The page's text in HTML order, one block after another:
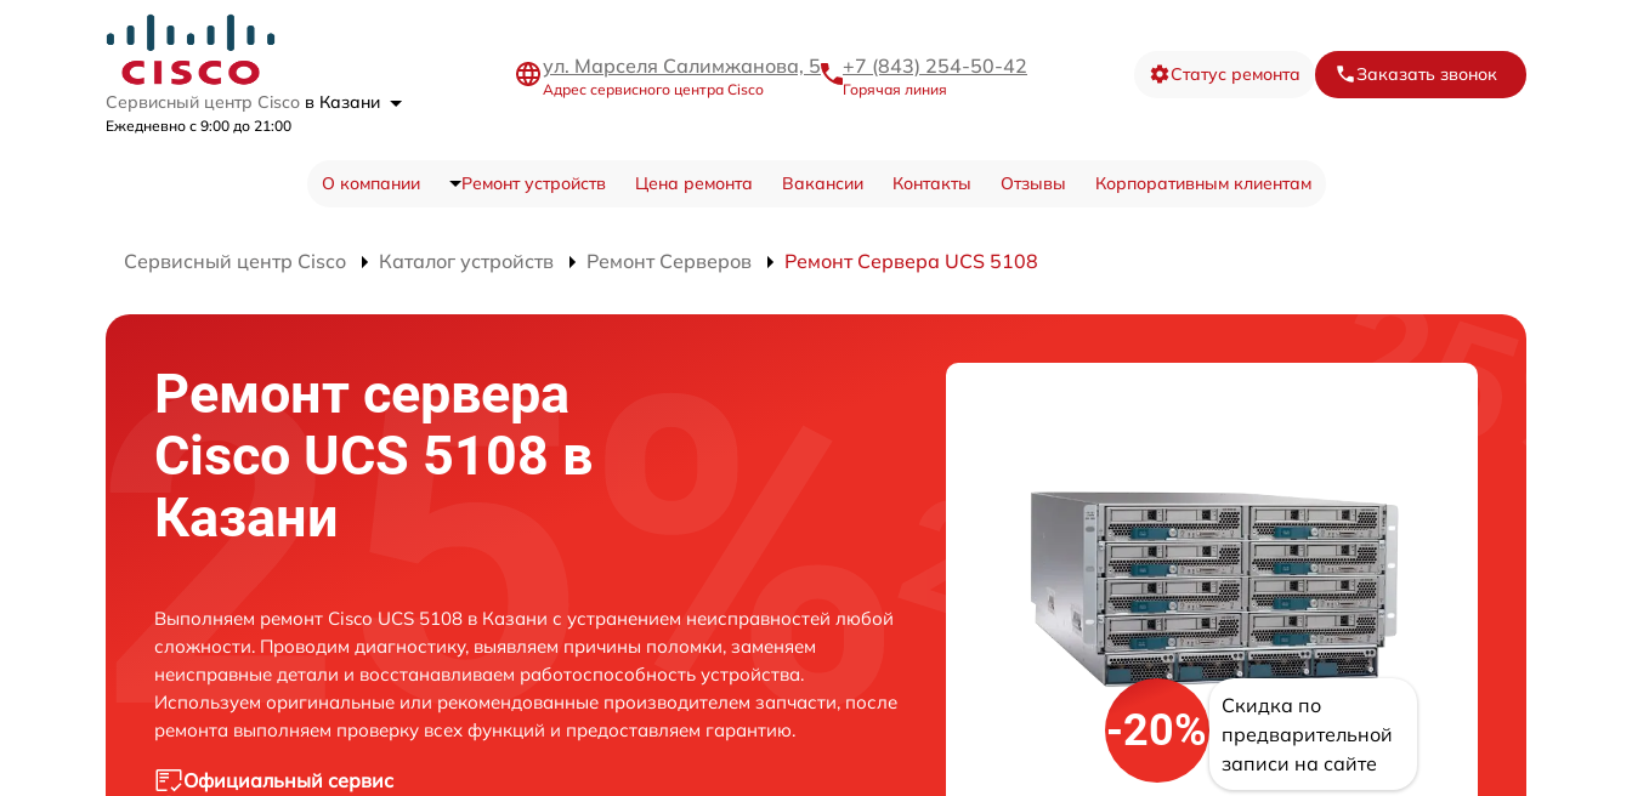
Сервисный центр Cisco в Казани
Ежедневно с 9:00 до 21:00
ул. Марселя Салимжанова, 5
Адрес сервисного центра Cisco
+7 (843) 254-50-42
Горячая линия
Статус ремонта Заказать звонок
О компании Ремонт устройств Цена ремонта Вакансии Контакты Отзывы Корпоративным клиентам
Сервисный центр Cisco Каталог устройств Ремонт Серверов Ремонт Сервера UCS 5108
Ремонт сервера
Cisco UCS 5108 в
Казани
Выполняем ремонт Cisco UCS 5108 в Казани с устранением неисправностей любой
сложности. Проводим диагностику, выявляем причины поломки, заменяем
неисправные детали и восстанавливаем работоспособность устройства.
Используем оригинальные или рекомендованные производителем запчасти, после
ремонта выполняем проверку всех функций и предоставляем гарантию.
Официальный сервис
-20%
Скидка по
предварительной
записи на сайте